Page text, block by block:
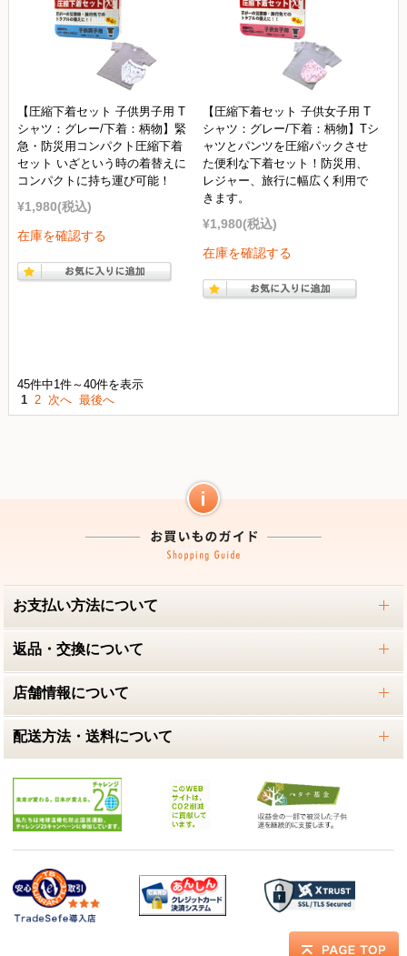
【圧縮下着セット 子供男子用 T
シャツ：グレー/下着：柄物】緊
急・防災用コンパクト圧縮下着
セット いざという時の着替えに
コンパクトに持ち運び可能！
¥1,980(税込)
在庫を確認する
【圧縮下着セット 子供女子用 T
シャツ：グレー/下着：柄物】Tシ
ャツとパンツを圧縮パックさせ
た便利な下着セット！防災用、
レジャー、旅行に幅広く利用で
きます。
¥1,980(税込)
在庫を確認する
45件中1件～40件を表示
1 2 次へ 最後へ
お支払い方法について
返品・交換について
店舗情報について
配送方法・送料について